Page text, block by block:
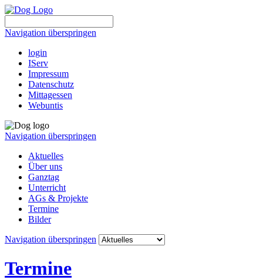
Navigation überspringen
login
IServ
Impressum
Datenschutz
Mittagessen
Webuntis
Navigation überspringen
Aktuelles
Über uns
Ganztag
Unterricht
AGs & Projekte
Termine
Bilder
Navigation überspringen
Termine